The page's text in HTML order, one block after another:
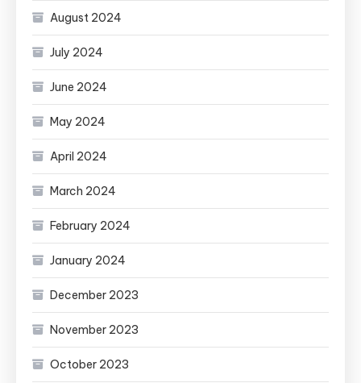
August 2024
July 2024
June 2024
May 2024
April 2024
March 2024
February 2024
January 2024
December 2023
November 2023
October 2023